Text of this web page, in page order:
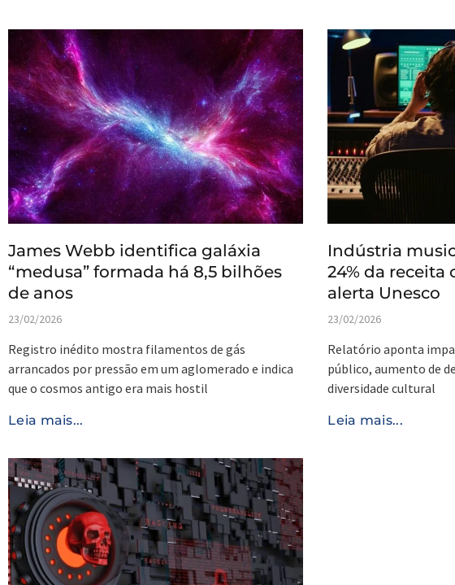
James Webb identifica galáxia
“medusa” formada há 8,5 bilhões
de anos
23/02/2026
Registro inédito mostra filamentos de gás
arrancados por pressão em um aglomerado e indica
que o cosmos antigo era mais hostil
Leia mais...
Indústria
24% da receita
alerta Unesco
23/02/2026
Relatório aponta
público, aumento de
diversidade cultural
Leia mais...